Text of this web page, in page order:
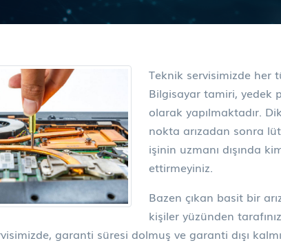
Teknik servisimizde her
Bilgisayar tamiri, yedek
olarak yapılmaktadır.
nokta arızadan sonra
işinin uzmanı dışında
ettirmeyiniz.
Bazen çıkan basit bir
kişiler yüzünden
garanti süresi dolmuş ve garanti dışı